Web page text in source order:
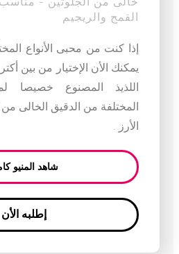
القمح والريجيم
إذا كنت من محبى الأنواع
يمكنك الأن الإختيار من بين
اللذيذ المصنوع خصيصا
المختلفة من الدقيق الخالى
الأرز .
شاهد
إطلبه